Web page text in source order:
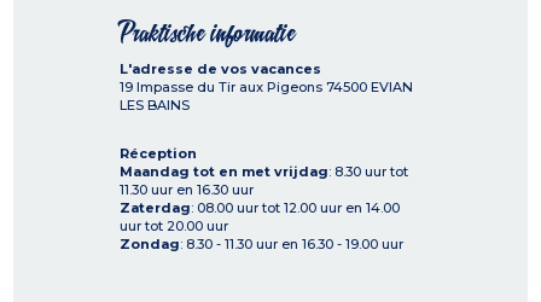
Praktische informatie
L'adresse de vos vacances
19 Impasse du Tir aux Pigeons 74500 EVIAN
LES BAINS
Réception
Maandag tot en met vrijdag: 8.30 uur tot
11.30 uur en 16.30 uur
Zaterdag: 08.00 uur tot 12.00 uur en 14.00
uur tot 20.00 uur
Zondag: 8.30 - 11.30 uur en 16.30 - 19.00 uur